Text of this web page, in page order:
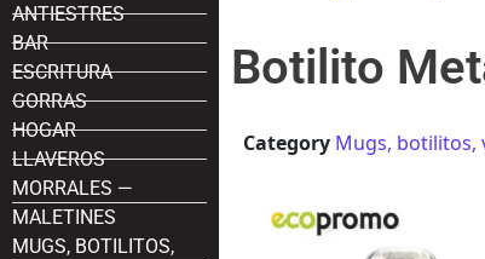
ANTIESTRES
BAR
ESCRITURA
GORRAS
HOGAR
LLAVEROS
MORRALES —
MALETINES
MUGS, BOTILITOS,
Botilito
Category Mugs, botilitos,